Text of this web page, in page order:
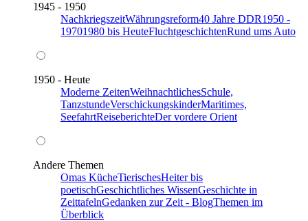
1945 - 1950
NachkriegszeitWährungsreform40 Jahre DDR1950 -
19701980 bis HeuteFluchtgeschichtenRund ums Auto
1950 - Heute
Moderne ZeitenWeihnachtlichesSchule,
TanzstundeVerschickungskinderMaritimes,
SeefahrtReiseberichteDer vordere Orient
Andere Themen
Omas KücheTierischesHeiter bis
poetischGeschichtliches WissenGeschichte in
ZeittafelnGedanken zur Zeit - BlogThemen im
Überblick